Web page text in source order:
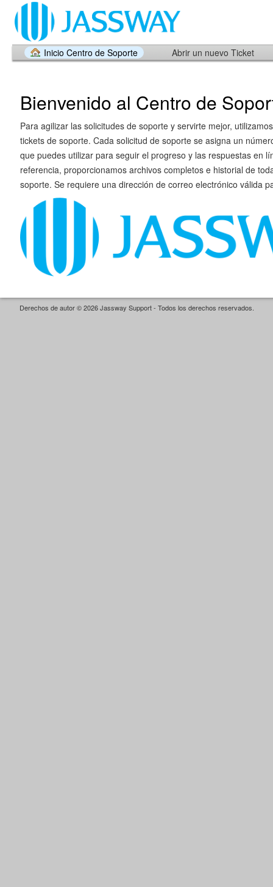
Inicio Centro de Soporte Abrir un nuevo Ticket
Bienvenido al Centro de
Para agilizar las solicitudes de soporte y servirte mejor,
tickets de soporte. Cada solicitud de soporte se asigna un
que puedes utilizar para seguir el progreso y las respuestas en
referencia, proporcionamos archivos completos e historial de
soporte. Se requiere una dirección de correo electrónico válida
Derechos de autor © 2026 Jassway Support - Todos los derechos reservados.